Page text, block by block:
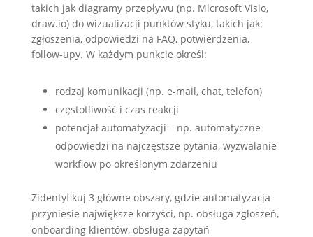
takich jak diagramy przepływu (np. Microsoft Visio,
draw.io) do wizualizacji punktów styku, takich jak:
zgłoszenia, odpowiedzi na FAQ, potwierdzenia,
follow-upy. W każdym punkcie określ:
rodzaj komunikacji (np. e-mail, chat, telefon)
częstotliwość i czas reakcji
potencjał automatyzacji – np. automatyczne
odpowiedzi na najczęstsze pytania, wyzwalanie
workflow po określonym zdarzeniu
Zidentyfikuj 3 główne obszary, gdzie automatyzacja
przyniesie największe korzyści, np. obsługa zgłoszeń,
onboarding klientów, obsługa zapytań